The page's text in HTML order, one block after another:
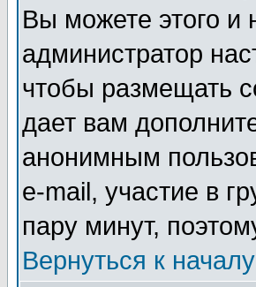
Вы можете этого и
администратор
чтобы размещать
дает вам
анонимным
e-mail, участие в
пару минут,
Вернуться к началу